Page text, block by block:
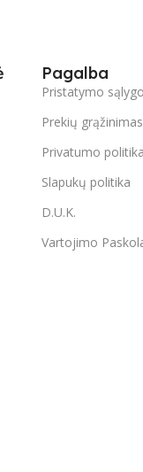
Pagalba
Pristatymo
Prekių grąžinimas
Privatumo politika
Slapukų politika
D.U.K.
Vartojimo